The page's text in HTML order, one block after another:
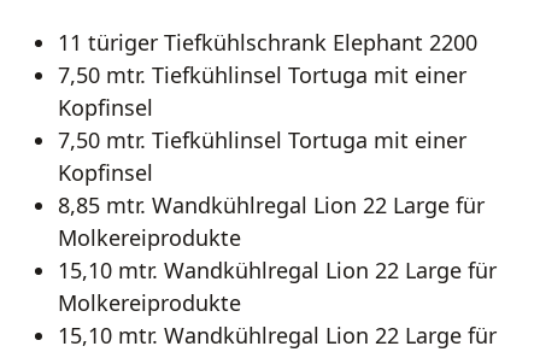
11 türiger Tiefkühlschrank Elephant 2200
7,50 mtr. Tiefkühlinsel Tortuga mit einer
Kopfinsel
7,50 mtr. Tiefkühlinsel Tortuga mit einer
Kopfinsel
8,85 mtr. Wandkühlregal Lion 22 Large für
Molkereiprodukte
15,10 mtr. Wandkühlregal Lion 22 Large für
Molkereiprodukte
15,10 mtr. Wandkühlregal Lion 22 Large für